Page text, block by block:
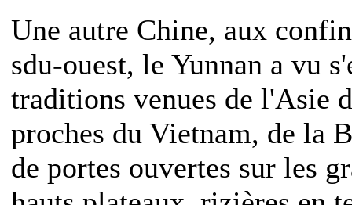
Une autre Chine, aux
sdu-ouest, le Yunnan a vu
traditions venues de l'Asie
proches du Vietnam, de la
de portes ouvertes sur les